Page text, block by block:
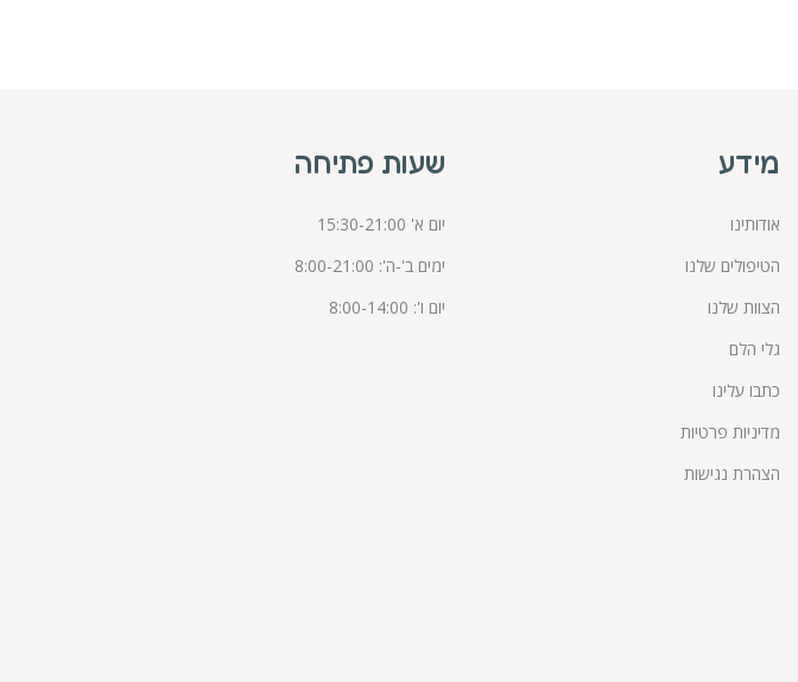
שעות פתיחה
יום א' 15:30-21:00
ימים ב'-ה': 8:00-21:00
יום ו': 8:00-14:00
מידע
אודותינו
הטיפולים שלנו
הצוות שלנו
גלי הלם
כתבו עלינו
מדיניות פרטיות
הצהרת נגישות